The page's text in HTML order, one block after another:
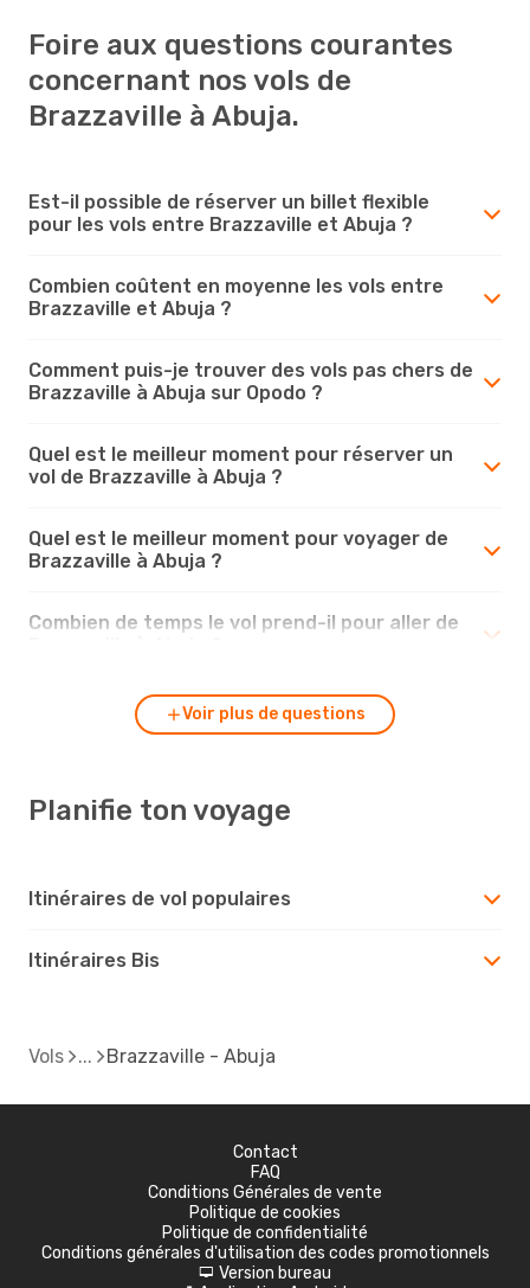
Foire aux questions courantes
concernant nos vols de
Brazzaville à Abuja.
Est-il possible de réserver un billet flexible
pour les vols entre Brazzaville et Abuja ?
Combien coûtent en moyenne les vols entre
Brazzaville et Abuja ?
Comment puis-je trouver des vols pas chers de
Brazzaville à Abuja sur Opodo ?
Quel est le meilleur moment pour réserver un
vol de Brazzaville à Abuja ?
Quel est le meilleur moment pour voyager de
Brazzaville à Abuja ?
Combien de temps le vol prend-il pour aller de
Voir plus de questions
Planifie ton voyage
Itinéraires de vol populaires
Itinéraires Bis
Vols Brazzaville - Abuja
Contact
FAQ
Conditions Générales de vente
Politique de cookies
Politique de confidentialité
Conditions générales d'utilisation des codes promotionnels
d Version bureau